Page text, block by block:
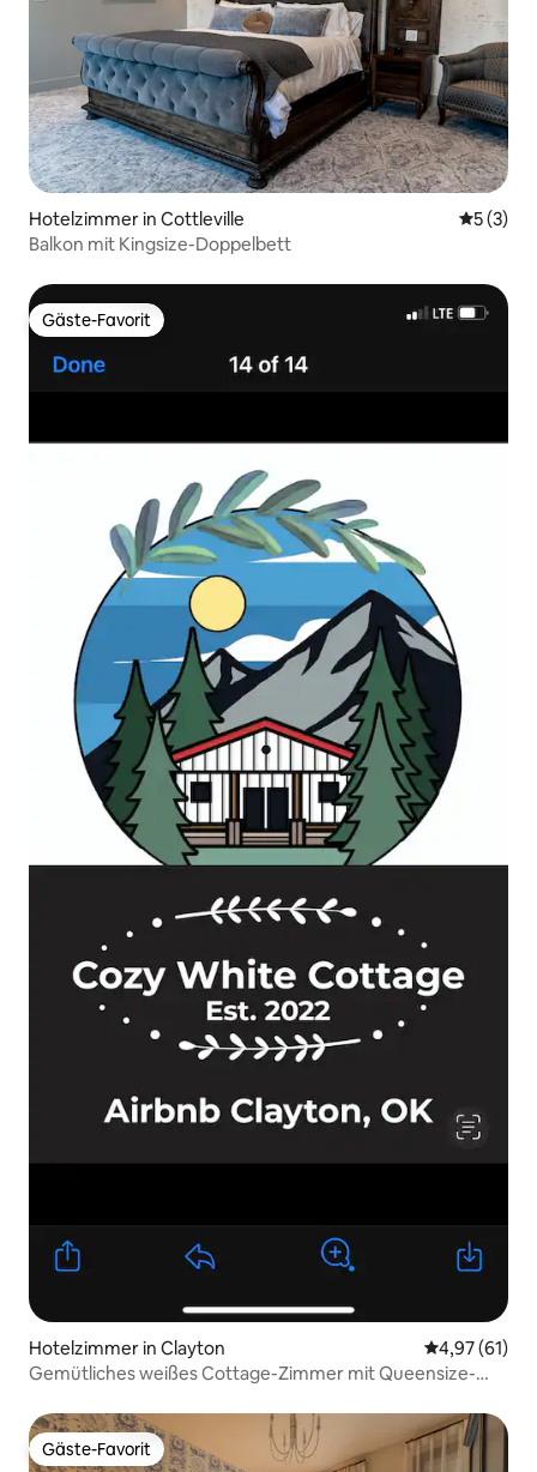
Hotelzimmer in Cottleville
5 (3)
Balkon mit Kingsize-Doppelbett
Gäste-Favorit
Gäste-Favorit
Hotelzimmer in Clayton
4,97 (61)
Gemütliches weißes Cottage-Zimmer mit Queensize-
Gäste-Favorit
Gäste-Favorit